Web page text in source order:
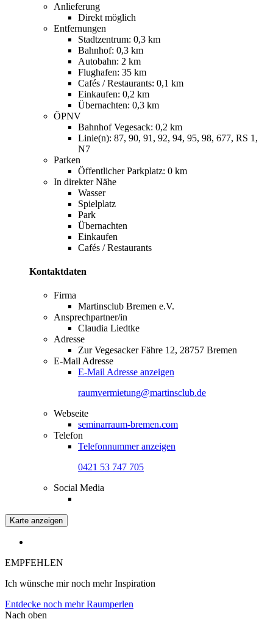
Anlieferung
Direkt möglich
Entfernungen
Stadtzentrum: 0,3 km
Bahnhof: 0,3 km
Autobahn: 2 km
Flughafen: 35 km
Cafés / Restaurants: 0,1 km
Einkaufen: 0,2 km
Übernachten: 0,3 km
ÖPNV
Bahnhof Vegesack: 0,2 km
Linie(n): 87, 90, 91, 92, 94, 95, 98, 677, RS 1,
N7
Parken
Öffentlicher Parkplatz: 0 km
In direkter Nähe
Wasser
Spielplatz
Park
Übernachten
Einkaufen
Cafés / Restaurants
Kontaktdaten
Firma
Martinsclub Bremen e.V.
Ansprechpartner/in
Claudia Liedtke
Adresse
Zur Vegesacker Fähre 12, 28757 Bremen
E-Mail Adresse
E-Mail Adresse anzeigen
raumvermietung@martinsclub.de
Webseite
seminarraum-bremen.com
Telefon
Telefonnummer anzeigen
0421 53 747 705
Social Media
Karte anzeigen
EMPFEHLEN
Ich wünsche mir noch mehr Inspiration
Entdecke noch mehr Raumperlen
Nach oben